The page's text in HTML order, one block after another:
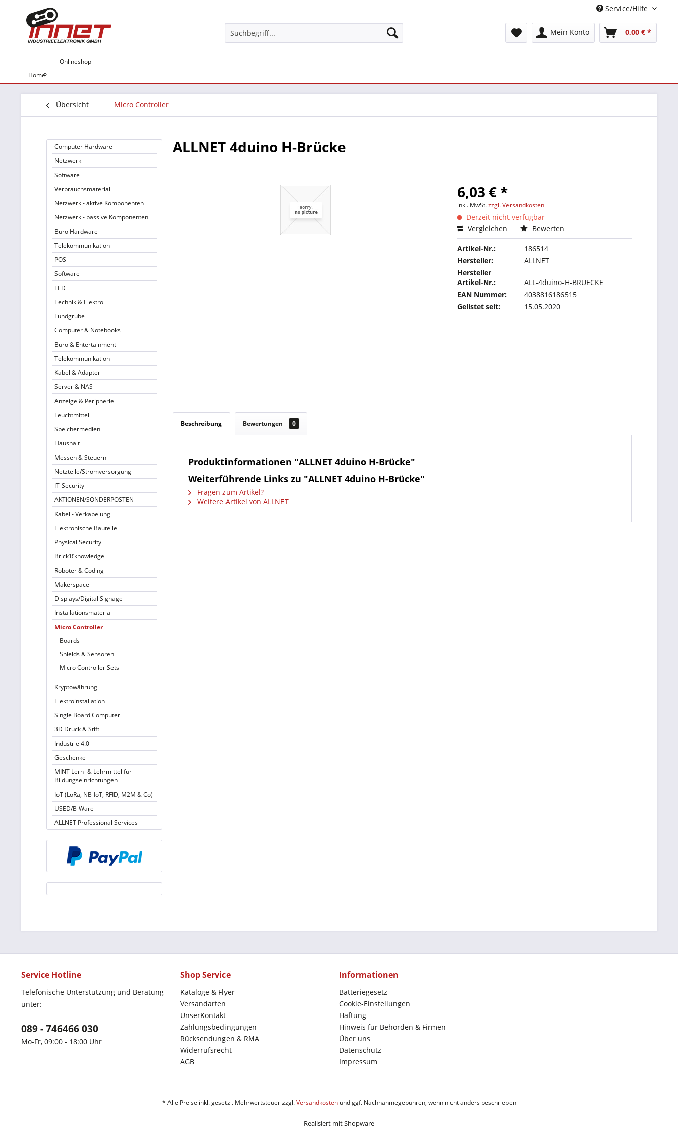
Service/Hilfe
Mein Konto 0,00 € *
Home
Onlineshop
Übersicht Micro Controller
Computer Hardware
Netzwerk
Software
Verbrauchsmaterial
Netzwerk - aktive Komponenten
Netzwerk - passive Komponenten
Büro Hardware
Telekommunikation
POS
Software
LED
Technik & Elektro
Fundgrube
Computer & Notebooks
Büro & Entertainment
Telekommunikation
Kabel & Adapter
Server & NAS
Anzeige & Peripherie
Leuchtmittel
Speichermedien
Haushalt
Messen & Steuern
Netzteile/Stromversorgung
IT-Security
AKTIONEN/SONDERPOSTEN
Kabel - Verkabelung
Elektronische Bauteile
Physical Security
Brick’R’knowledge
Roboter & Coding
Makerspace
Displays/Digital Signage
Installationsmaterial
Micro Controller
Boards
Shields & Sensoren
Micro Controller Sets
Kryptowährung
Elektroinstallation
Single Board Computer
3D Druck & Stift
Industrie 4.0
Geschenke
MINT Lern- & Lehrmittel für
Bildungseinrichtungen
IoT (LoRa, NB-IoT, RFID, M2M & Co)
USED/B-Ware
ALLNET Professional Services
ALLNET 4duino H-Brücke
6,03 € *
inkl. MwSt.zzgl. Versandkosten
Derzeit nicht verfügbar
Vergleichen
Bewerten
Artikel-Nr.:
186514
Hersteller:
ALLNET
Hersteller
Artikel-Nr.:
ALL-4duino-H-BRUECKE
EAN Nummer:
4038816186515
Gelistet seit:
15.05.2020
Beschreibung Bewertungen 0
Produktinformationen "ALLNET 4duino H-Brücke"
Weiterführende Links zu "ALLNET 4duino H-Brücke"
Fragen zum Artikel?
Weitere Artikel von ALLNET
Service Hotline
Telefonische Unterstützung und Beratung
unter:
089 - 746466 030
Mo-Fr, 09:00 - 18:00 Uhr
Shop Service
Kataloge & Flyer
Versandarten
UnserKontakt
Zahlungsbedingungen
Rücksendungen & RMA
Widerrufsrecht
AGB
Informationen
Batteriegesetz
Cookie-Einstellungen
Haftung
Hinweis für Behörden & Firmen
Über uns
Datenschutz
Impressum
* Alle Preise inkl. gesetzl. Mehrwertsteuer zzgl.Versandkostenund ggf. Nachnahmegebühren, wenn nicht anders beschrieben
Realisiert mit Shopware